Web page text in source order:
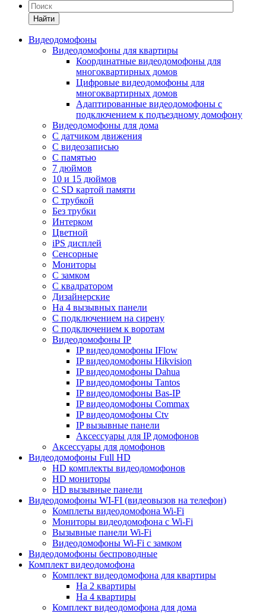
Найти
Видеодомофоны
Видеодомофоны для квартиры
Координатные видеодомофоны для
многоквартирных домов
Цифровые видеодомофоны для
многоквартирных домов
Адаптированные видеодомофоны с
подключением к подъездному домофону
Видеодомофоны для дома
С датчиком движения
С видеозаписью
C памятью
7 дюймов
10 и 15 дюймов
С SD картой памяти
С трубкой
Без трубки
Интерком
Цветной
iPS дисплей
Сенсорные
Мониторы
С замком
C квадратором
Дизайнерские
На 4 вызывных панели
С подключением на сирену
С подключением к воротам
Видеодомофоны IP
IP видеодомофоны IFlow
IP видеодомофоны Hikvision
IP видеодомофоны Dahua
IP видеодомофоны Tantos
IP видеодомофоны Bas-IP
IP видеодомофоны Commax
IP видеодомофоны Ctv
IP вызывные панели
Аксессуары для IP домофонов
Аксессуары для домофонов
Видеодомофоны Full HD
HD комплекты видеодомофонов
HD мониторы
HD вызывные панели
Видеодомофоны WI-FI (видеовызов на телефон)
Комплеты видеодомофона Wi-Fi
Мониторы видеодомофона с Wi-Fi
Вызывные панели Wi-Fi
Видеодомофоны Wi-Fi с замком
Видеодомофоны беспроводные
Комплект видеодомофона
Комплект видеодомофона для квартиры
На 2 квартиры
На 4 квартиры
Комплект видеодомофона для дома